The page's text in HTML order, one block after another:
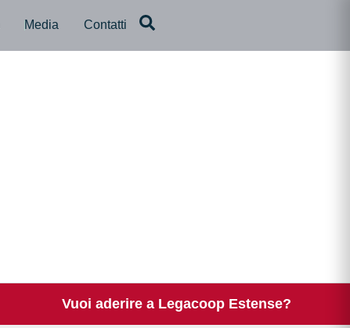
Media Contatti
Vuoi aderire a Legacoop Estense?